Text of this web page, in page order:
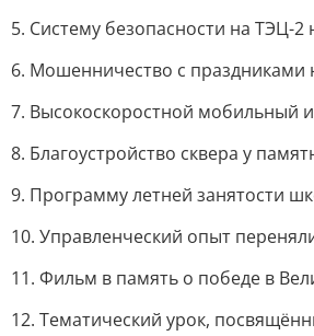
5. Систему безопасности на ТЭЦ-
6. Мошенничество с праздниками
7. Высокоскоростной мобильный
8. Благоустройство сквера у
9. Программу летней занятости
10. Управленческий опыт
11. Фильм в память о победе в
12. Тематический урок,